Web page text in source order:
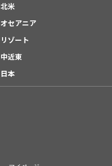
北米
オセアニア
リゾート
中近東
日本